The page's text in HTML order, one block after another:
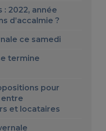
: 2022, année
d’accalmie ?
ce samedi
termine
pour
et locataires